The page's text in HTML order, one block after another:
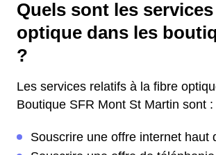
Quels sont les
optique dans les
?
Les services relatifs à la fibre
Boutique SFR Mont St Martin sont :
Souscrire une offre internet haut